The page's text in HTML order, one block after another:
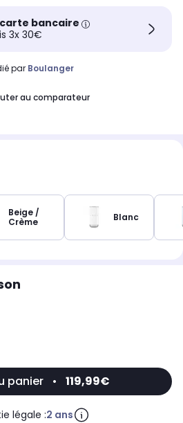
carte bancaire
3x 30€
par Boulanger
au comparateur
Beige /
Crème
Blanc
panier • 119,99€
légale :2 ans